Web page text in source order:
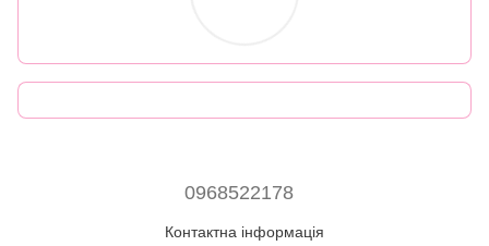
0968522178
Контактна інформація